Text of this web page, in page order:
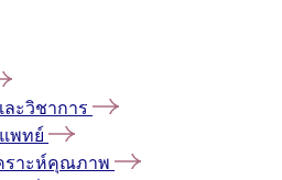
ะวิชาการ
พทย์
ราะห์คุณภาพ